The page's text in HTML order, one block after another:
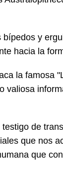
bípedos y
hacia la
la famosa
valiosa
de
que nos
que